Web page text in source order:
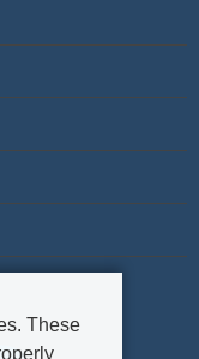
These